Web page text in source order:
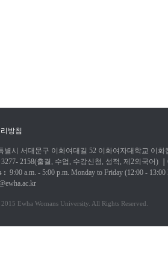
방침
별시 서대문구 이화여대길 52 이화여자대학교 이
2158(출결, 수업, 수강신청, 성적, 제2외국어)
: 9:00 a.m. - 5:00 p.m. Monday to Friday (12:00 - 13:00
Ewha Womans University. All Rights Reserved.